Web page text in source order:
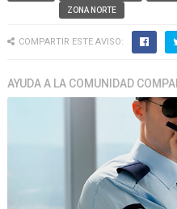
ZONA NORTE
COMPARTIR ESTE AVISO:
AYUDA A LA COMUNIDAD